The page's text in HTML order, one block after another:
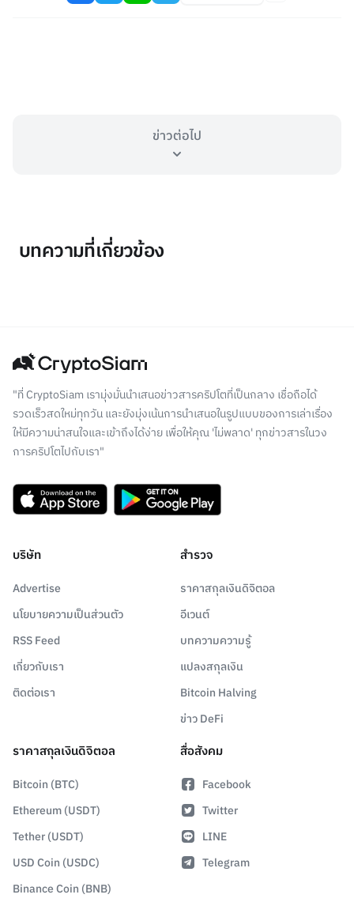
ข่าวต่อไป
บทความที่เกี่ยวข้อง
"ที่ CryptoSiam เรามุ่งมั่นนำเสนอข่าวสารคริปโตที่เป็นกลาง เชื่อถือได้
รวดเร็วสดใหม่ทุกวัน และยังมุ่งเน้นการนำเสนอในรูปแบบของการเล่าเรื่อง
ให้มีความน่าสนใจและเข้าถึงได้ง่าย เพื่อให้คุณ 'ไม่พลาด' ทุกข่าวสารในวง
การคริปโตไปกับเรา"
บริษัท
Advertise
นโยบายความเป็นส่วนตัว
RSS Feed
เกี่ยวกับเรา
ติดต่อเรา
สำรวจ
ราคาสกุลเงินดิจิตอล
อีเวนต์
บทความความรู้
แปลงสกุลเงิน
Bitcoin Halving
ข่าว DeFi
ราคาสกุลเงินดิจิตอล
Bitcoin (BTC)
Ethereum (USDT)
Tether (USDT)
USD Coin (USDC)
Binance Coin (BNB)
สื่อสังคม
Facebook
Twitter
LINE
Telegram